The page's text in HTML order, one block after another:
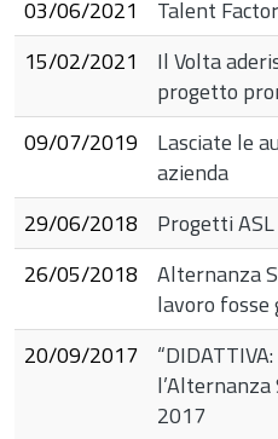
03/06/2021
Talent
15/02/2021
Il Volta
progetto
09/07/2019
Lasciate le
azienda
29/06/2018
Progetti ASL
26/05/2018
Alternanza
lavoro fosse
20/09/2017
l’Alternanza
2017